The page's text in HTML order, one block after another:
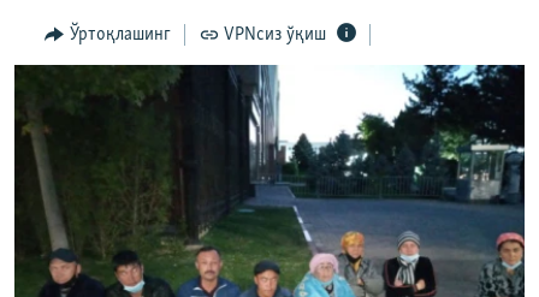
Озодлик бошқа тилларда
Ўртоқлашинг VPNсиз ўқиш